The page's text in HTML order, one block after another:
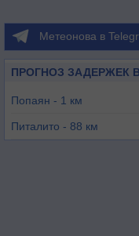
Метеонова в
ПРОГНОЗ ЗАДЕРЖЕК
Попаян - 1 км
Питалито - 88 км